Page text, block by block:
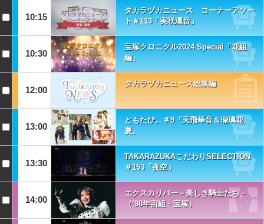
10:15
タカラヅカニュース コーナーアソー
ト＃113「実咲凜音」
10:30
宝塚クロニクル2024 Special「花組
編」
12:00
タカラヅカニュース総集編
13:00
ともたび。＃9「天飛華音＆瑠璃花
夏」
13:30
TAKARAZUKAこだわりSELECTION
＃153「夜空」
14:00
エクスカリバー－美しき騎士たち－
（’98年宙組・宝塚）